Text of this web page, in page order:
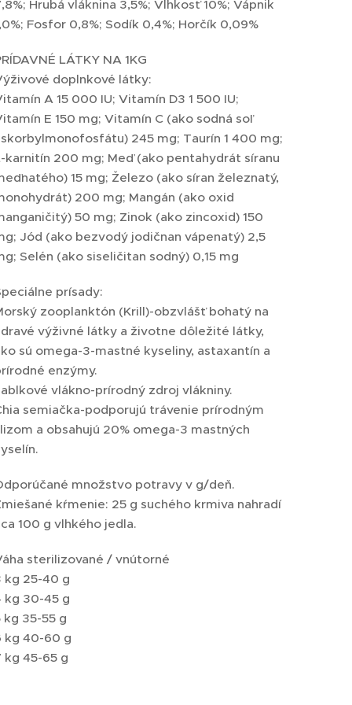
Hrubá vláknina 3,5%; Vlhkosť 10%; Vápnik
Fosfor 0,8%; Sodík 0,4%; Horčík 0,09%
LÁTKY NA 1KG
doplnkové látky:
A 15 000 IU; Vitamín D3 1 500 IU;
E 150 mg; Vitamín C (ako sodná soľ
245 mg; Taurín 1 400 mg;
karnitín 200 mg; Meď (ako pentahydrát síranu
15 mg; Železo (ako síran železnatý,
200 mg; Mangán (ako oxid
50 mg; Zinok (ako zincoxid) 150
Jód (ako bezvodý jodičnan vápenatý) 2,5
Selén (ako siseličitan sodný) 0,15 mg
prísady:
zooplanktón (Krill)-obzvlášť bohatý na
výživné látky a životne dôležité látky,
sú omega-3-mastné kyseliny, astaxantín a
enzýmy.
vlákno-prírodný zdroj vlákniny.
semiačka-podporujú trávenie prírodným
a obsahujú 20% omega-3 mastných
množstvo potravy v g/deň.
kŕmenie: 25 g suchého krmiva nahradí
100 g vlhkého jedla.
sterilizované / vnútorné
kg 25-40 g
kg 30-45 g
kg 35-55 g
kg 40-60 g
kg 45-65 g